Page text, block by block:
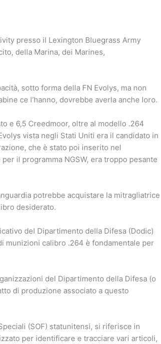
presso il Lexington Bluegrass Army
della Marina, dei Marines,
sotto forma della FN Evolys, ma non
ce l’hanno, dovrebbe averla anche loro.
e 6,5 Creedmoor, oltre al modello .264
vista negli Stati Uniti era il candidato in
che è stato poi inserito nel
il programma NGSW, era troppo pesante
potrebbe acquistare la mitragliatrice
desiderato.
del Dipartimento della Difesa (Dodic)
munizioni calibro .264 è fondamentale per
del Dipartimento della Difesa (o
di produzione associato a questo
(SOF) statunitensi, si riferisce in
per identificare e tracciare vari articoli,